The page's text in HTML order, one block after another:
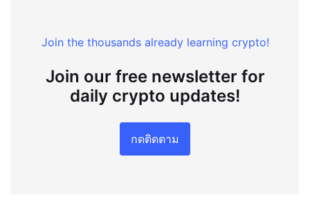
Join the thousands already learning crypto!
Join our free newsletter for
daily crypto updates!
กดติดตาม